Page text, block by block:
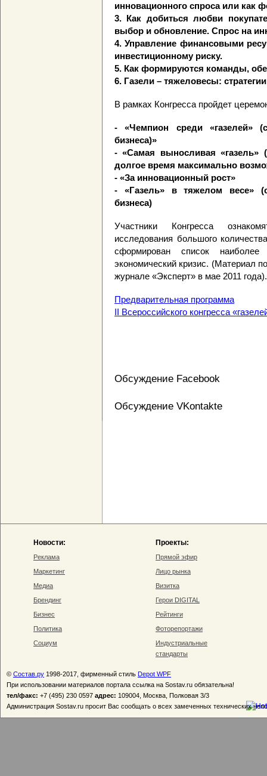
инновационного спроса или как
3. Как добиться любви
выбор и обновление. Спрос на
4. Управление финансовыми
инвестиционному риску.
5. Как формируются команды,
6. Газели – тяжеловесы:
В рамках Конгресса пройдет
- «Чемпион среди «газелей»
бизнеса)»
- «Самая выносливая «газель»
долгое время максимально
- «За инновационный рост»
- «Газель» в тяжелом весе»
бизнеса)
Участники Конгресса
исследования большого
сформирован список наиболее
экономический кризис. (Материал
журнале «Эксперт» в мае 2011 года).
Предварительная программа
II Всероссийского конгресса
Обсуждение Facebook
Обсуждение VKontakte
Новости:
Реклама
Маркетинг
Медиа
Брендинг
Бизнес
Политика
Социум
Проекты:
Прямой эфир
Лицо рынка
Визитка
Герои DIGITAL
Рейтинги
Фоторепортажи
Индустриальные
стандарты
© Состав.ру 1998-2017, фирменный стиль Depot WPF
При использовании материалов портала ссылка на Sostav.ru обязательна!
тел/факс: +7 (495) 230 0597 адрес: 109004, Москва, Полковая 3/3
Администрация Sostav.ru просит Вас сообщать о всех замеченных технических